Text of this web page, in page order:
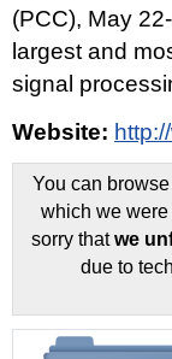
(PCC), May
largest and
signal
Website:
You can
which we
sorry thatwe
due to